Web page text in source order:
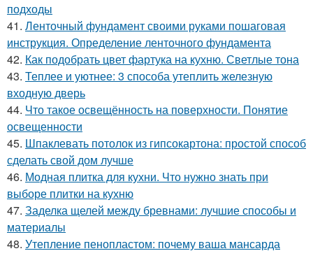
подходы
41. Ленточный фундамент своими руками пошаговая
инструкция. Определение ленточного фундамента
42. Как подобрать цвет фартука на кухню. Светлые тона
43. Теплее и уютнее: 3 способа утеплить железную
входную дверь
44. Что такое освещённость на поверхности. Понятие
освещенности
45. Шпаклевать потолок из гипсокартона: простой способ
сделать свой дом лучше
46. Модная плитка для кухни. Что нужно знать при
выборе плитки на кухню
47. Заделка щелей между бревнами: лучшие способы и
материалы
48. Утепление пенопластом: почему ваша мансарда